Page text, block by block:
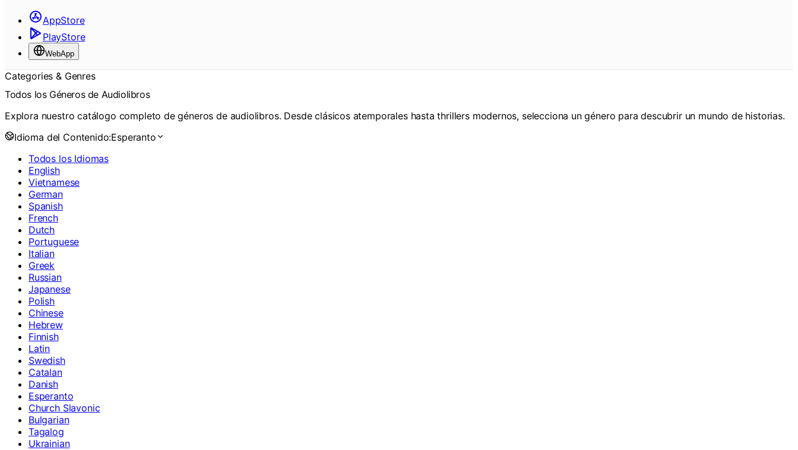
AppStore
PlayStore
WebApp
Categories & Genres
Todos los Géneros de Audiolibros
Explora nuestro catálogo completo de géneros de audiolibros. Desde clásicos atemporales hasta thrillers modernos, selecciona un género para descubrir un mundo de historias.
Idioma del Contenido:Esperanto
Todos los Idiomas
English
Vietnamese
German
Spanish
French
Dutch
Portuguese
Italian
Greek
Russian
Japanese
Polish
Chinese
Hebrew
Finnish
Latin
Swedish
Catalan
Danish
Esperanto
Church Slavonic
Bulgarian
Tagalog
Ukrainian